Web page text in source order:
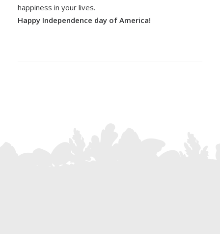
happiness in your lives.
Happy Independence day of America!